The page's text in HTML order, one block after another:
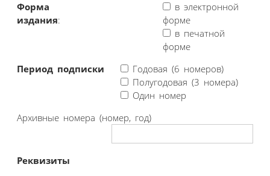
Форма
издания:
в электронной
форме
в печатной
форме
Период подписки
Годовая (6 номеров)
Полугодовая (3 номера)
Один номер
Архивные номера (номер, год)
Реквизиты